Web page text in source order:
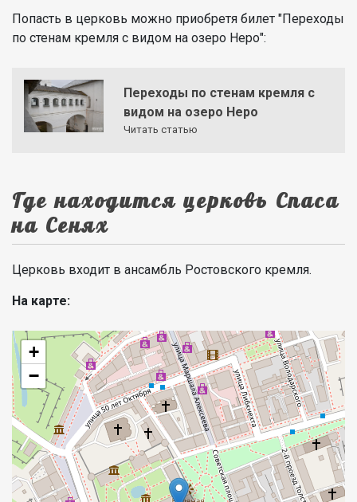
Попасть в церковь можно приобретя билет "Переходы
по стенам кремля с видом на озеро Неро":
Переходы по стенам кремля с
видом на озеро Неро
Читать статью
Где находится церковь Спаса
на Сенях
Церковь входит в ансамбль Ростовского кремля.
На карте:
+
−